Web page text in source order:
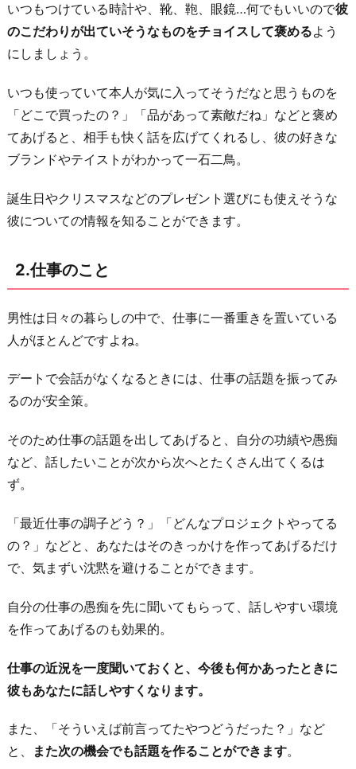
が
る
話
5.
最
近
た
映
や
ド
話
6.
一
印
つ
い
て
お
わ
に
いつもつけている時計や、靴、鞄、眼鏡…何でもいいので彼
のこだわりが出ていそうなものをチョイスして褒めるよう
にしましょう。
いつも使っていて本人が気に入ってそうだなと思うものを
「どこで買ったの？」「品があって素敵だね」などと褒め
てあげると、相手も快く話を広げてくれるし、彼の好きな
ブランドやテイストがわかって一石二鳥。
誕生日やクリスマスなどのプレゼント選びにも使えそうな
彼についての情報を知ることができます。
2.仕事のこと
男性は日々の暮らしの中で、仕事に一番重きを置いている
人がほとんどですよね。
デートで会話がなくなるときには、仕事の話題を振ってみ
るのが安全策。
そのため仕事の話題を出してあげると、自分の功績や愚痴
など、話したいことが次から次へとたくさん出てくるは
ず。
「最近仕事の調子どう？」「どんなプロジェクトやってる
の？」などと、あなたはそのきっかけを作ってあげるだけ
で、気まずい沈黙を避けることができます。
自分の仕事の愚痴を先に聞いてもらって、話しやすい環境
を作ってあげるのも効果的。
仕事の近況を一度聞いておくと、今後も何かあったときに
彼もあなたに話しやすくなります。
また、「そういえば前言ってたやつどうだった？」など
と、
また次の機会でも話題を作ることができます。